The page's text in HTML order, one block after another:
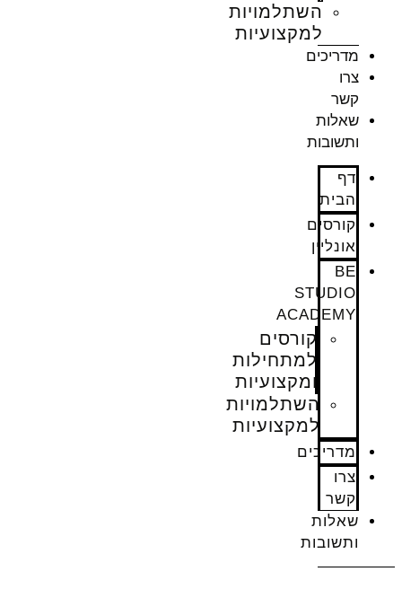
השתלמויות
למקצועיות
מדריכים
צרו
קשר
שאלות
ותשובות
דף
הבית
קורסים
אונליין
BE
STUDIO
ACADEMY
קורסים
למתחילות
ומקצועיות
השתלמויות
למקצועיות
מדריכים
צרו
קשר
שאלות
ותשובות